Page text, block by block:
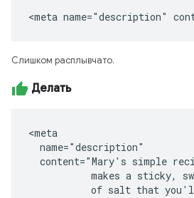
<meta name="description"
Слишком расплывчато.
Делать
<meta
  name="description"
content="Mary's simple
makes a sticky,
of salt that